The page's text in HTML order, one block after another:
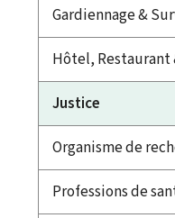
Gardiennage &
Hôtel, Restaurant
Justice
Organisme de
Professions de